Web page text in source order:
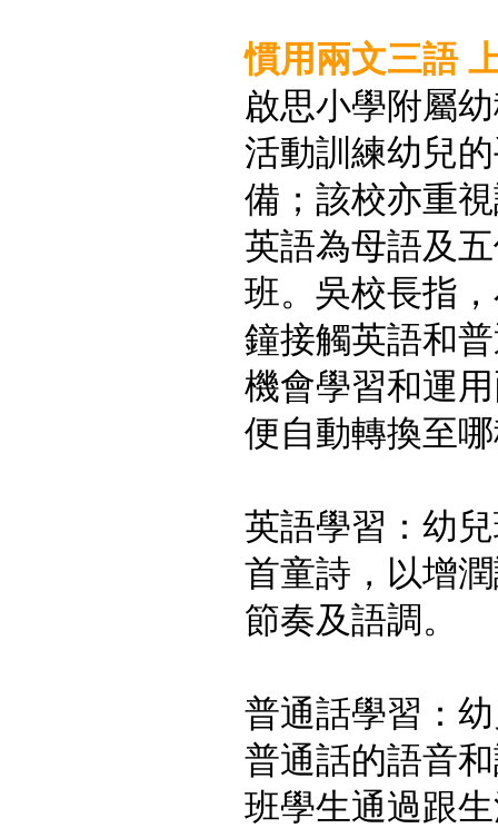
慣用兩文三語
啟思小學附屬
活動訓練幼兒
備；該校亦重
英語為母語及
班。吳校長指
鐘接觸英語和
機會學習和運
便自動轉換至
英語學習：幼
首童詩，以增
節奏及語調。
普通話學習：
普通話的語音
班學生通過跟